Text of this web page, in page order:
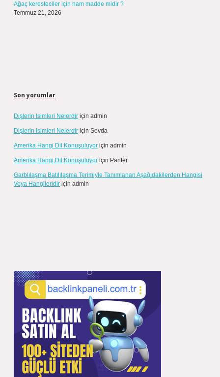
Ağaç keresteciler için ham madde midir ?
Temmuz 21, 2026
Son yorumlar
Dişlerin Isimleri Nelerdir için admin
Dişlerin Isimleri Nelerdir için Sevda
Amerika Hangi Dil Konuşuluyor için admin
Amerika Hangi Dil Konuşuluyor için Panter
Garblılaşma Batılılaşma Terimiyle Tanımlanan Aşağıdakilerden Hangisi
Veya Hangileridir için admin